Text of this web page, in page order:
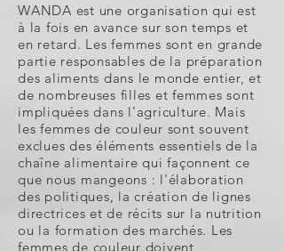
WANDA est une organisation qui est
à la fois en avance sur son temps et
en retard. Les femmes sont en grande
partie responsables de la préparation
des aliments dans le monde entier, et
de nombreuses filles et femmes sont
impliquées dans l'agriculture. Mais
les femmes de couleur sont souvent
exclues des éléments essentiels de la
chaîne alimentaire qui façonnent ce
que nous mangeons : l'élaboration
des politiques, la création de lignes
directrices et de récits sur la nutrition
ou la formation des marchés. Les
femmes de couleur doivent